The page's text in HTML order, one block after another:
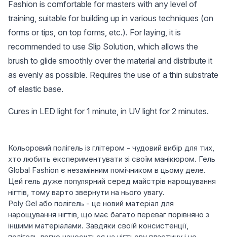
Fashion is comfortable for masters with any level of
training, suitable for building up in various techniques (on
forms or tips, on top forms, etc.). For laying, it is
recommended to use Slip Solution, which allows the
brush to glide smoothly over the material and distribute it
as evenly as possible. Requires the use of a thin substrate
of elastic base.
Cures in LED light for 1 minute, in UV light for 2 minutes.
Кольоровий полігель із глітером - чудовий вибір для тих,
хто любить експериментувати зі своїм манікюром. Гель
Global Fashion є незамінним помічником в цьому деле.
Цей гель дуже популярний серед майстрів нарощування
нігтів, тому варто звернути на нього увагу.
Poly Gel або полігель - це новий матеріал для
нарощування нігтів, що має багато переваг порівняно з
іншими матеріалами. Завдяки своїй консистенції,